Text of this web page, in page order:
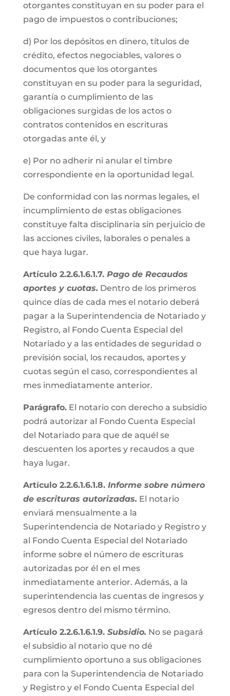
otorgantes constituyan en su poder para el
pago de impuestos o contribuciones;
d) Por los depósitos en dinero, títulos de
crédito, efectos negociables, valores o
documentos que los otorgantes
constituyan en su poder para la seguridad,
garantía o cumplimiento de las
obligaciones surgidas de los actos o
contratos contenidos en escrituras
otorgadas ante él, y
e) Por no adherir ni anular el timbre
correspondiente en la oportunidad legal.
De conformidad con las normas legales, el
incumplimiento de estas obligaciones
constituye falta disciplinaria sin perjuicio de
las acciones civiles, laborales o penales a
que haya lugar.
Artículo 2.2.6.1.6.1.7. Pago de Recaudos
aportes y cuotas. Dentro de los primeros
quince días de cada mes el notario deberá
pagar a la Superintendencia de Notariado y
Registro, al Fondo Cuenta Especial del
Notariado y a las entidades de seguridad o
previsión social, los recaudos, aportes y
cuotas según el caso, correspondientes al
mes inmediatamente anterior.
Parágrafo.El notario con derecho a subsidio
podrá autorizar al Fondo Cuenta Especial
del Notariado para que de aquél se
descuenten los aportes y recaudos a que
haya lugar.
Artículo 2.2.6.1.6.1.8. Informe sobre número
de escrituras autorizadas. El notario
enviará mensualmente a la
Superintendencia de Notariado y Registro y
al Fondo Cuenta Especial del Notariado
informe sobre el número de escrituras
autorizadas por él en el mes
inmediatamente anterior. Además, a la
superintendencia las cuentas de ingresos y
egresos dentro del mismo término.
Artículo 2.2.6.1.6.1.9. Subsidio. No se pagará
el subsidio al notario que no dé
cumplimiento oportuno a sus obligaciones
para con la Superintendencia de Notariado
y Registro y el Fondo Cuenta Especial del